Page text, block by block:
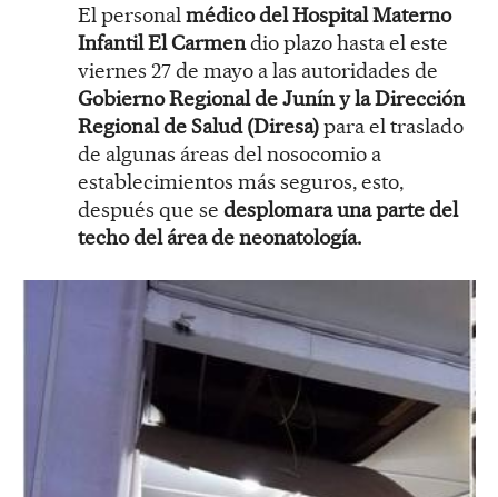
El personalmédico del Hospital Materno
Infantil El Carmendio plazo hasta el este
viernes 27 de mayo a las autoridades de
Gobierno Regional de Junín y la Dirección
Regional de Salud (Diresa)para el traslado
de algunas áreas del nosocomio a
establecimientos más seguros, esto,
después que se desplomara una parte del
techo del área de neonatología.